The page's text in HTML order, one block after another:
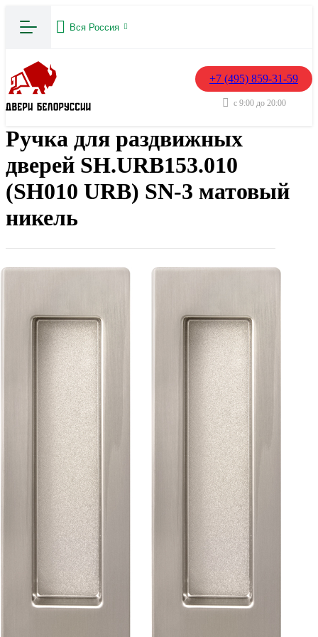
Вся Россия
+7 (495) 859-31-59
с 9:00 до 20:00
Ручка для раздвижных
дверей SH.URB153.010
(SH010 URB) SN-3 матовый
никель